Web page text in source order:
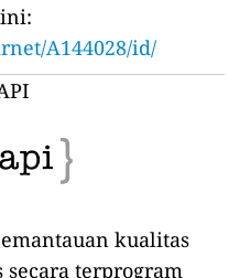
A144028/id/
kualitas
terprogram